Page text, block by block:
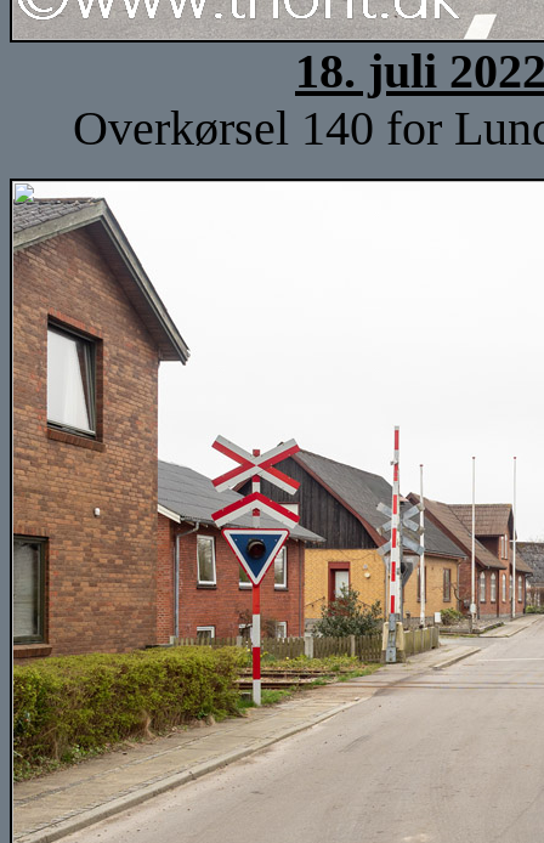
18. juli
Overkørsel 140 for